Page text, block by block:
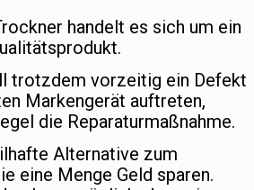
handelt es sich um ein
trotzdem vorzeitig ein Defekt
Markengerät auftreten,
die Reparaturmaßnahme.
Alternative zum
eine Menge Geld sparen.